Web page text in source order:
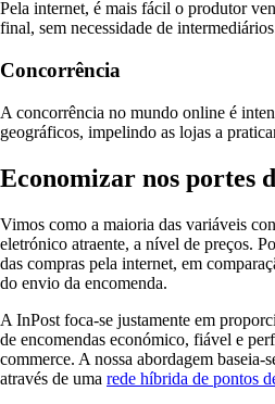
Pela internet, é mais fácil o produtor
final, sem necessidade de
Concorrência
A concorrência no mundo online é
geográficos, impelindo as lojas a
Economizar nos portes
Vimos como a maioria das variáveis
eletrónico atraente, a nível de preços.
das compras pela internet, em
do envio da encomenda.
A InPost foca-se justamente em
de encomendas económico, fiável e
commerce. A nossa abordagem
através de uma rede híbrida de pontos